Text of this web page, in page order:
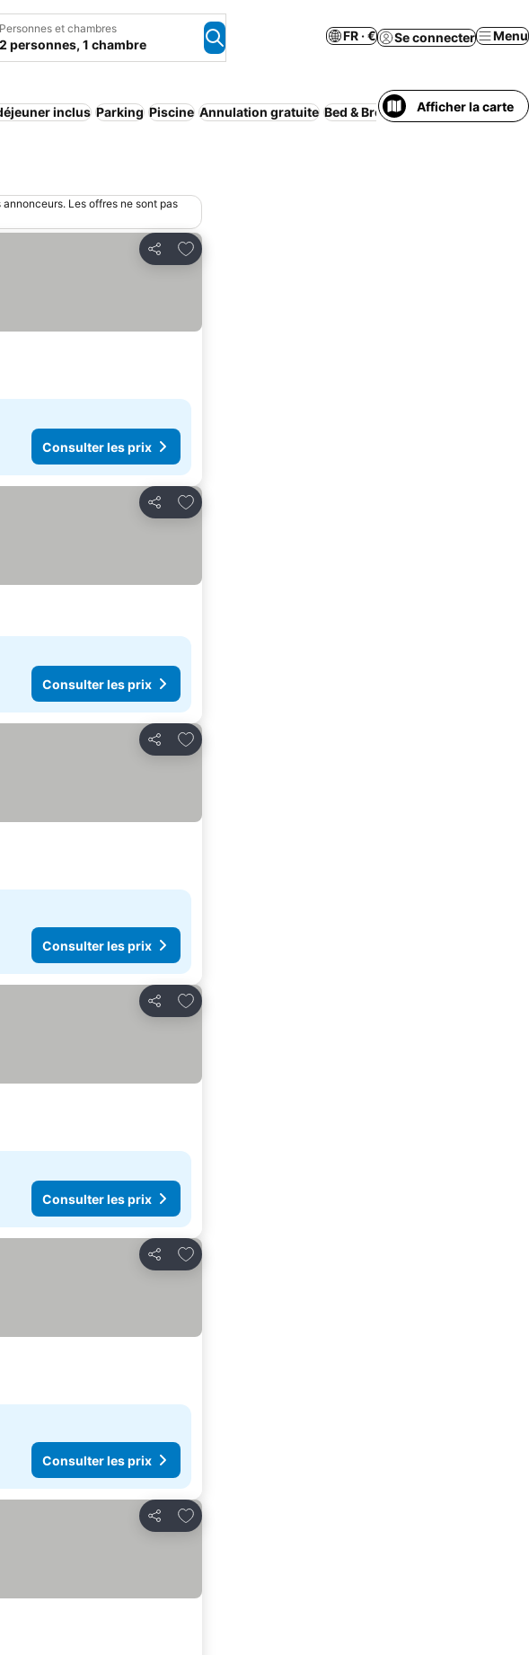
Personnes et chambres
2 personnes, 1 chambre
FR · € Se connecter Menu
inclus Parking Piscine Annulation gratuite Bed & Breakfast Appart’hôtel
Afficher la carte
Les offres ne sont pas
Partager
Ajouter à mes favoris
Consulter les prix
Partager
Ajouter à mes favoris
Consulter les prix
Partager
Ajouter à mes favoris
Consulter les prix
Partager
Ajouter à mes favoris
Consulter les prix
Partager
Ajouter à mes favoris
Consulter les prix
Partager
Ajouter à mes favoris